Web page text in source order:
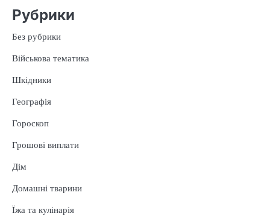
Рубрики
Без рубрики
Військова тематика
Шкідники
Географія
Гороскоп
Грошові виплати
Дім
Домашні тварини
Їжа та кулінарія